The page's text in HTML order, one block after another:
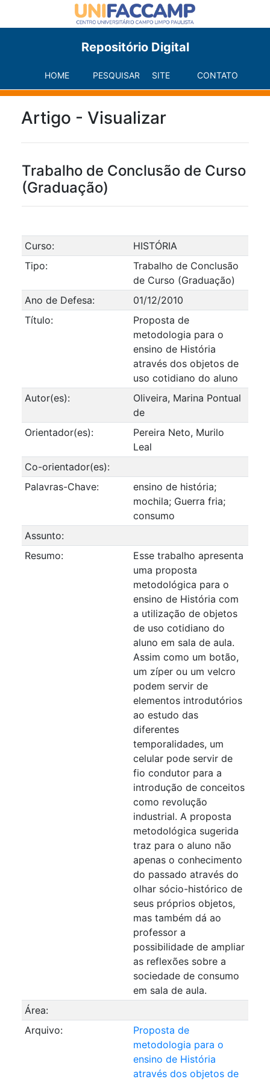
Repositório Digital
HOME PESQUISAR SITE CONTATO
Artigo - Visualizar
Trabalho de Conclusão de Curso
(Graduação)
Curso:
HISTÓRIA
Tipo:
Trabalho de Conclusão
de Curso (Graduação)
Ano de Defesa:
01/12/2010
Título:
Proposta de
metodologia para o
ensino de História
através dos objetos de
uso cotidiano do aluno
Autor(es):
Oliveira, Marina Pontual
de
Orientador(es):
Pereira Neto, Murilo
Leal
Co-orientador(es):
Palavras-Chave:
ensino de história;
mochila; Guerra fria;
consumo
Assunto:
Resumo:
Esse trabalho apresenta
uma proposta
metodológica para o
ensino de História com
a utilização de objetos
de uso cotidiano do
aluno em sala de aula.
Assim como um botão,
um zíper ou um velcro
podem servir de
elementos introdutórios
ao estudo das
diferentes
temporalidades, um
celular pode servir de
fio condutor para a
introdução de conceitos
como revolução
industrial. A proposta
metodológica sugerida
traz para o aluno não
apenas o conhecimento
do passado através do
olhar sócio-histórico de
seus próprios objetos,
mas também dá ao
professor a
possibilidade de ampliar
as reflexões sobre a
sociedade de consumo
em sala de aula.
Área:
Arquivo:
Proposta de
metodologia para o
ensino de História
através dos objetos de